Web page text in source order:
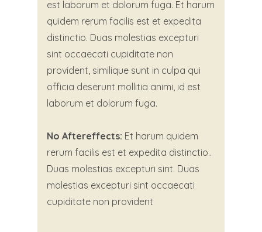
est laborum et dolorum fuga. Et harum
quidem rerum facilis est et expedita
distinctio. Duas molestias excepturi
sint occaecati cupiditate non
provident, similique sunt in culpa qui
officia deserunt mollitia animi, id est
laborum et dolorum fuga.
No Aftereffects: Et harum quidem
rerum facilis est et expedita distinctio..
Duas molestias excepturi sint. Duas
molestias excepturi sint occaecati
cupiditate non provident